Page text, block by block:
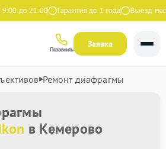
до 21:00 Гарантия до 1 года Выезд
Позвонить
Заявка
Ремонт диафрагмы
в Кемерово